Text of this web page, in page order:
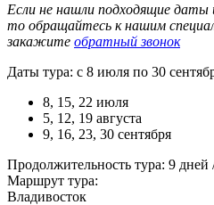
Если не нашли подходящие даты
то обращайтесь к нашим
закажите обратный звонок
Даты тура: с 8 июля по 30
8, 15, 22 июля
5, 12, 19 августа
9, 16, 23, 30 сентября
Продолжительность тура: 9 дней
Маршрут тура:
Владивосток